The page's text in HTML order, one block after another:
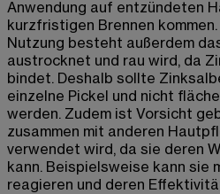
Anwendung auf entzündeten
kurzfristigen Brennen
Nutzung besteht außerdem
austrocknet und rau wird, da
bindet. Deshalb sollte
einzelne Pickel und nicht
werden. Zudem ist Vorsicht
zusammen mit anderen
verwendet wird, da sie deren
kann. Beispielsweise kann sie
reagieren und deren